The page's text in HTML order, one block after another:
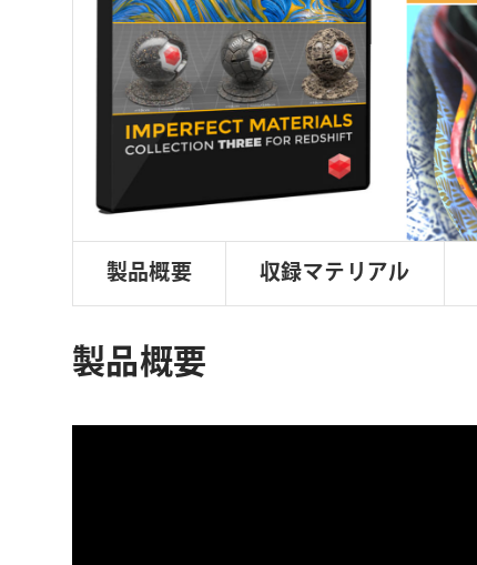
製品概要 収録マテリアル
製品概要